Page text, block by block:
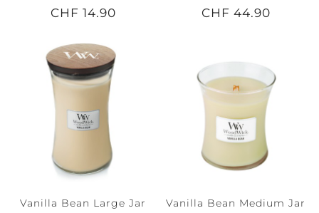
CHF 14.90 CHF 44.90
Vanilla Bean Large Jar Vanilla Bean Medium Jar